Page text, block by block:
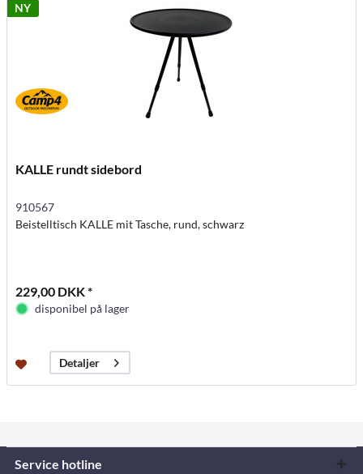
NY
KALLE rundt sidebord
910567
Beistelltisch KALLE mit Tasche, rund, schwarz
229,00 DKK *
disponibel på lager
Detaljer
Service hotline